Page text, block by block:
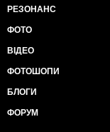
РЕЗОНАНС
ФОТО
ВІДЕО
ФОТОШОПИ
БЛОГИ
ФОРУМ